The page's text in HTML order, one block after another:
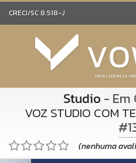
CRECI/SC 8.518-J
Studio - Em
VOZ STUDIO COM
(nenhuma